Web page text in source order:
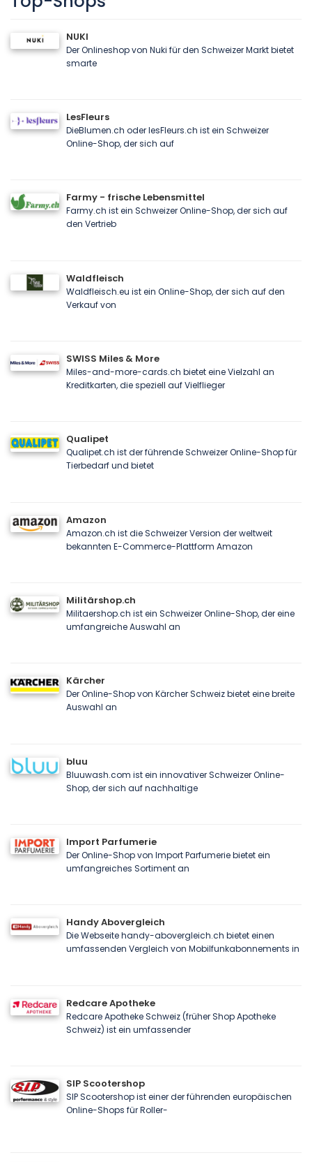
NUKI
Der Onlineshop von Nuki für den Schweizer Markt bietet
smarte
LesFleurs
DieBlumen.ch oder lesFleurs.ch ist ein Schweizer
Online-Shop, der sich auf
Farmy - frische Lebensmittel
Farmy.ch ist ein Schweizer Online-Shop, der sich auf
den Vertrieb
Waldfleisch
Waldfleisch.eu ist ein Online-Shop, der sich auf den
Verkauf von
SWISS Miles & More
Miles-and-more-cards.ch bietet eine Vielzahl an
Kreditkarten, die speziell auf Vielflieger
Qualipet
Qualipet.ch ist der führende Schweizer Online-Shop für
Tierbedarf und bietet
Amazon
Amazon.ch ist die Schweizer Version der weltweit
bekannten E-Commerce-Plattform Amazon
Militärshop.ch
Militaershop.ch ist ein Schweizer Online-Shop, der eine
umfangreiche Auswahl an
Kärcher
Der Online-Shop von Kärcher Schweiz bietet eine breite
Auswahl an
bluu
Bluuwash.com ist ein innovativer Schweizer Online-
Shop, der sich auf nachhaltige
Import Parfumerie
Der Online-Shop von Import Parfumerie bietet ein
umfangreiches Sortiment an
Handy Abovergleich
Die Webseite handy-abovergleich.ch bietet einen
umfassenden Vergleich von Mobilfunkabonnements in
Redcare Apotheke
Redcare Apotheke Schweiz (früher Shop Apotheke
Schweiz) ist ein umfassender
SIP Scootershop
SIP Scootershop ist einer der führenden europäischen
Online-Shops für Roller-